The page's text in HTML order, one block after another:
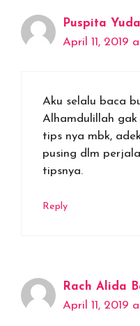
Puspita
April 11, 2019
Aku selalu baca
Alhamdulillah gak
tips nya mbk,
pusing dlm
tipsnya.
Reply
Rach Alida
April 11, 2019